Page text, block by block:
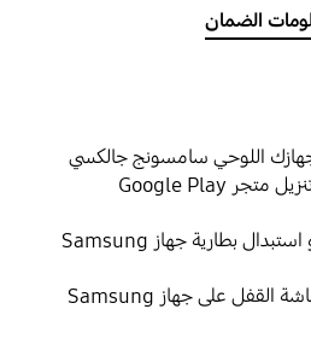
الضمان
اللوحي سامسونج جالكسي
كيفية استكشاف أخطاء تنزيل متجر Google Play
كيفية فحص أو إصلاح أو استبدال بطارية جهاز Samsung
اكتشف ميزات جديدة لشاشة القفل على جهاز Samsung